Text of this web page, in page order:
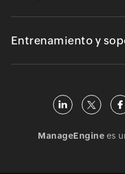
Entrenamiento y
ManageEngine es